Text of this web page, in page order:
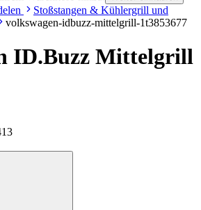
Stoßstangen & Kühlergrill und
volkswagen-idbuzz-mittelgrill-1t3853677
ID.Buzz Mittelgrill